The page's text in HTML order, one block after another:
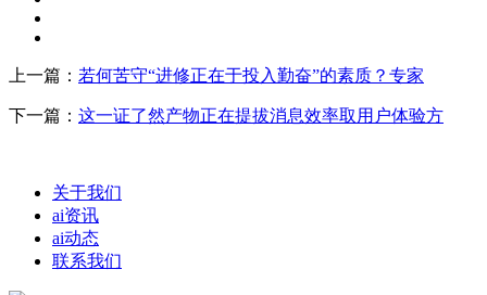
上一篇： 若何苦守“进修正在于投入勤奋”的素质？专家
下一篇： 这一证了然产物正在提拔消息效率取用户体验方
关于我们
ai资讯
ai动态
联系我们